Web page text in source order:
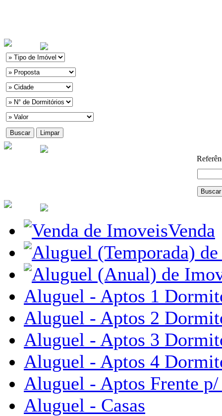
Venda
Aluguel - Aptos 1
Aluguel - Aptos 2
Aluguel - Aptos 3
Aluguel - Aptos 4
Aluguel - Aptos Frente
Aluguel - Casas